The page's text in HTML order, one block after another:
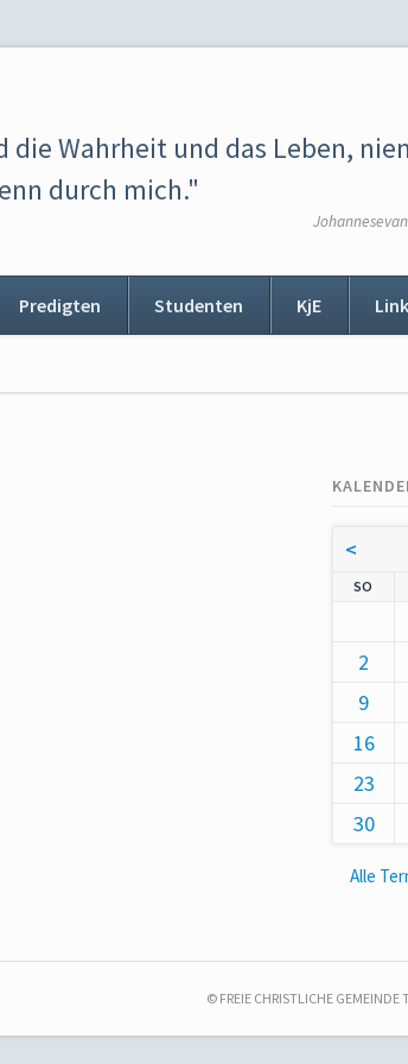
die Wahrheit und das Leben,
durch mich."
Predigten Studenten KjE
<
SO
2
9
16
23
30
Alle
© FREIE CHRISTLICHE GEMEINDE